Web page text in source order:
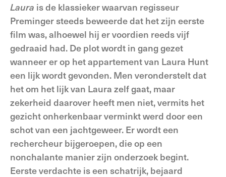
Laura is de klassieker waarvan regisseur
Preminger steeds beweerde dat het zijn eerste
film was, alhoewel hij er voordien reeds vijf
gedraaid had. De plot wordt in gang gezet
wanneer er op het appartement van Laura Hunt
een lijk wordt gevonden. Men veronderstelt dat
het om het lijk van Laura zelf gaat, maar
zekerheid daarover heeft men niet, vermits het
gezicht onherkenbaar verminkt werd door een
schot van een jachtgeweer. Er wordt een
rechercheur bijgeroepen, die op een
nonchalante manier zijn onderzoek begint.
Eerste verdachte is een schatrijk, bejaard